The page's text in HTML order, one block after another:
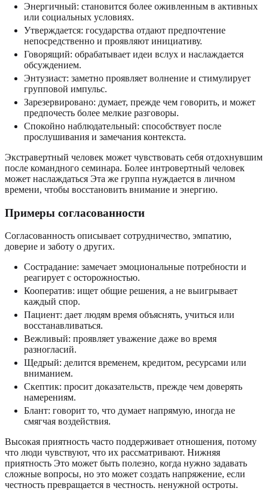
Энергичный: становится более оживленным в активных
или социальных условиях.
Утверждается: государства отдают предпочтение
непосредственно и проявляют инициативу.
Говорящий: обрабатывает идеи вслух и наслаждается
обсуждением.
Энтузиаст: заметно проявляет волнение и стимулирует
групповой импульс.
Зарезервировано: думает, прежде чем говорить, и может
предпочесть более мелкие разговоры.
Спокойно наблюдательный: способствует после
прослушивания и замечания контекста.
Экстравертный человек может чувствовать себя отдохнувшим
после командного семинара. Более интровертный человек
может наслаждаться Эта же группа нуждается в личном
времени, чтобы восстановить внимание и энергию.
Примеры согласованности
Согласованность описывает сотрудничество, эмпатию,
доверие и заботу о других.
Сострадание: замечает эмоциональные потребности и
реагирует с осторожностью.
Кооператив: ищет общие решения, а не выигрывает
каждый спор.
Пациент: дает людям время объяснять, учиться или
восстанавливаться.
Вежливый: проявляет уважение даже во время
разногласий.
Щедрый: делится временем, кредитом, ресурсами или
вниманием.
Скептик: просит доказательств, прежде чем доверять
намерениям.
Блант: говорит то, что думает напрямую, иногда не
смягчая воздействия.
Высокая приятность часто поддерживает отношения, потому
что люди чувствуют, что их рассматривают. Нижняя
приятность Это может быть полезно, когда нужно задавать
сложные вопросы, но это может создать напряжение, если
честность превращается в честность. ненужной остроты.